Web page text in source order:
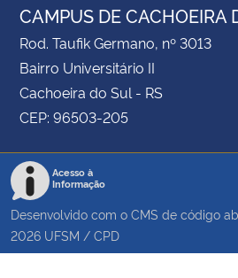
CAMPUS DE CACHOEIRA
Rod. Taufik Germano, nº 3013
Bairro Universitário II
Cachoeira do Sul - RS
CEP: 96503-205
Acesso à
Informação
Desenvolvido com o CMS de código
2026 UFSM / CPD